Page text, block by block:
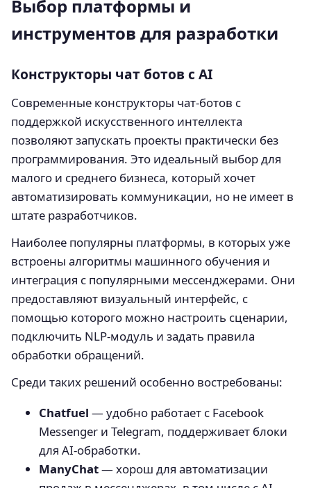
Выбор платформы и
инструментов для разработки
Конструкторы чат ботов с AI
Современные конструкторы чат-ботов с
поддержкой искусственного интеллекта
позволяют запускать проекты практически без
программирования. Это идеальный выбор для
малого и среднего бизнеса, который хочет
автоматизировать коммуникации, но не имеет в
штате разработчиков.
Наиболее популярны платформы, в которых уже
встроены алгоритмы машинного обучения и
интеграция с популярными мессенджерами. Они
предоставляют визуальный интерфейс, с
помощью которого можно настроить сценарии,
подключить NLP-модуль и задать правила
обработки обращений.
Среди таких решений особенно востребованы:
Chatfuel — удобно работает с Facebook
Messenger и Telegram, поддерживает блоки
для AI-обработки.
ManyChat— хорош для автоматизации